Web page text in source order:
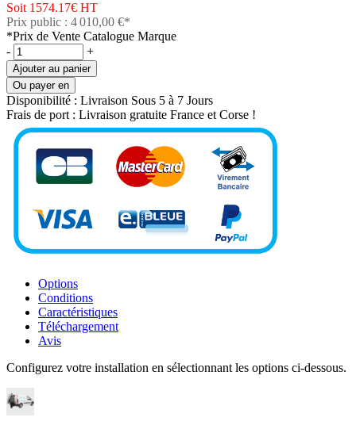
Soit 1574.17€ HT
Prix public : 4 010,00 €*
*Prix de Vente Catalogue Marque
-
+
Ajouter au panier
Ou payer en
Disponibilité : Livraison Sous 5 à 7 Jours
Frais de port : Livraison gratuite France et Corse !
Options
Conditions
Caractéristiques
Téléchargement
Avis
Configurez votre installation en sélectionnant les options ci-dessous.